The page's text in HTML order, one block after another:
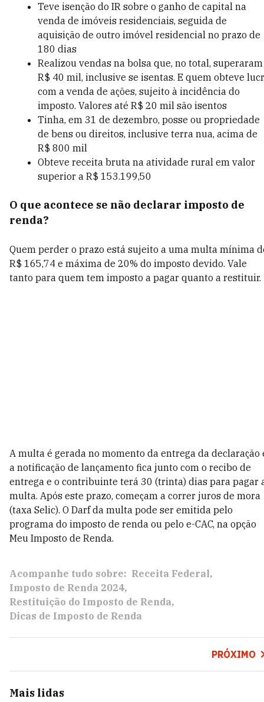
Teve isenção do IR sobre o ganho de capital na
venda de imóveis residenciais, seguida de
aquisição de outro imóvel residencial no prazo de
180 dias
Realizou vendas na bolsa que, no total, superaram
R$ 40 mil, inclusive se isentas. E quem obteve
com a venda de ações, sujeito à incidência do
imposto. Valores até R$ 20 mil são isentos
Tinha, em 31 de dezembro, posse ou propriedade
de bens ou direitos, inclusive terra nua, acima de
R$ 800 mil
Obteve receita bruta na atividade rural em valor
superior a R$ 153.199,50
O que acontece se não declarar imposto de
renda?
Quem perder o prazo está sujeito a uma multa mínima
R$ 165,74 e máxima de 20% do imposto devido. Vale
tanto para quem tem imposto a pagar quanto a restituir.
A multa é gerada no momento da entrega da declaração
a notificação de lançamento fica junto com o recibo de
entrega e o contribuinte terá 30 (trinta) dias para pagar
multa. Após este prazo, começam a correr juros de mora
(taxa Selic). O Darf da multa pode ser emitida pelo
programa do imposto de renda ou pelo e-CAC, na opção
Meu Imposto de Renda.
Acompanhe tudo sobre: Receita Federal
Imposto de Renda 2024
Restituição do Imposto de Renda
Dicas de Imposto de Renda
PRÓXIMO
Mais lidas